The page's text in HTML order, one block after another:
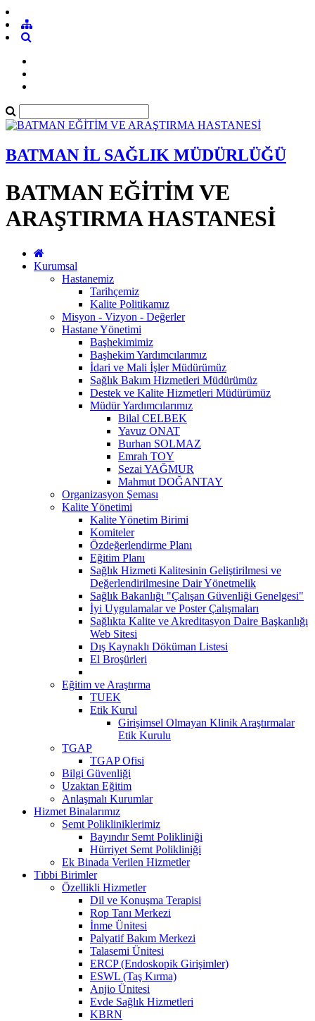
BATMAN İL SAĞLIK MÜDÜRLÜĞÜ
BATMAN EĞİTİM VE
ARAŞTIRMA HASTANESİ
Kurumsal
Hastanemiz
Tarihçemiz
Kalite Politikamız
Misyon - Vizyon - Değerler
Hastane Yönetimi
Başhekimimiz
Başhekim Yardımcılarımız
İdari ve Mali İşler Müdürümüz
Sağlık Bakım Hizmetleri Müdürümüz
Destek ve Kalite Hizmetleri Müdürümüz
Müdür Yardımcılarımız
Bilal CELBEK
Yavuz ONAT
Burhan SOLMAZ
Emrah TOY
Sezai YAĞMUR
Mahmut DOĞANTAY
Organizasyon Şeması
Kalite Yönetimi
Kalite Yönetim Birimi
Komiteler
Özdeğerlendirme Planı
Eğitim Planı
Sağlık Hizmeti Kalitesinin Geliştirilmesi ve
Değerlendirilmesine Dair Yönetmelik
Sağlık Bakanlığı "Çalışan Güvenliği Genelgesi"
İyi Uygulamalar ve Poster Çalışmaları
Sağlıkta Kalite ve Akreditasyon Daire Başkanlığı
Web Sitesi
Dış Kaynaklı Döküman Listesi
El Broşürleri
Eğitim ve Araştırma
TUEK
Etik Kurul
Girişimsel Olmayan Klinik Araştırmalar
Etik Kurulu
TGAP
TGAP Ofisi
Bilgi Güvenliği
Uzaktan Eğitim
Anlaşmalı Kurumlar
Hizmet Binalarımız
Semt Polikliniklerimiz
Bayındır Semt Polikliniği
Hürriyet Semt Polikliniği
Ek Binada Verilen Hizmetler
Tıbbi Birimler
Özellikli Hizmetler
Dil ve Konuşma Terapisi
Rop Tanı Merkezi
İnme Ünitesi
Palyatif Bakım Merkezi
Talasemi Ünitesi
ERCP (Endoskopik Girişimler)
ESWL (Taş Kırma)
Anjio Ünitesi
Evde Sağlık Hizmetleri
KBRN